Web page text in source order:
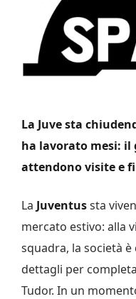
La Juve sta
ha lavorato mesi: il
attendono visite e
La Juventussta
mercato estivo: alla
squadra, la società
dettagli per
Tudor. In un